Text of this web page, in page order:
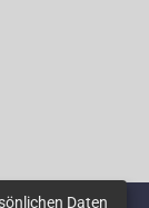
Daten